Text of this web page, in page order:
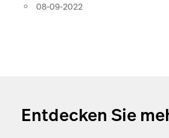
08-09-2022
Entdecken Sie